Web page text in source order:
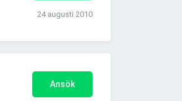
24 augusti 2010
Ansök